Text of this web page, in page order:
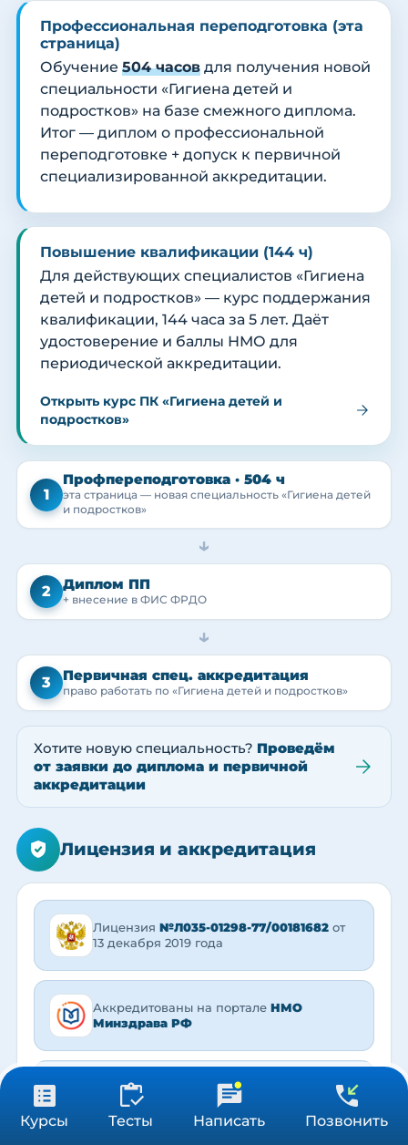
Курсы Тесты Написать Позвонить
Профессиональная переподготовка (эта
страница)
Обучение 504 часов для получения новой
специальности «Гигиена детей и
подростков» на базе смежного диплома.
Итог — диплом о профессиональной
переподготовке + допуск к первичной
специализированной аккредитации.
Повышение квалификации (144 ч)
Для действующих специалистов «Гигиена
детей и подростков» — курс поддержания
квалификации, 144 часа за 5 лет. Даёт
удостоверение и баллы НМО для
периодической аккредитации.
Открыть курс ПК «Гигиена детей и
подростков»
1
Профпереподготовка · 504 ч
эта страница — новая специальность «Гигиена детей
и подростков»
→
2 Диплом ПП
+ внесение в ФИС ФРДО
→
3 Первичная спец. аккредитация
право работать по «Гигиена детей и подростков»
Хотите новую специальность? Проведём
от заявки до диплома и первичной
аккредитации
Лицензия и аккредитация
Лицензия №Л035-01298-77/00181682 от
13 декабря 2019 года
Аккредитованы на портале НМО
Минздрава РФ
Ни одного отказа
в аккредитации за 5
31 900 ₽
504 ч Получить консультацию